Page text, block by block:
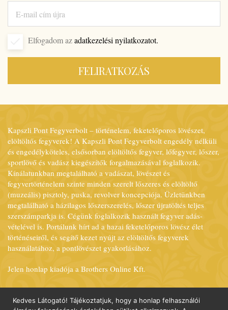
Elfogadom azadatkezelési nyilatkozatot.
FELIRATKOZÁS
Kapszli Pont Fegyverbolt – történelem, feketelőporos lövészet,
elöltöltős fegyverek! A Kapszli Pont Fegyverbolt engedély nélküli
és engedélyköteles, elsősorban elöltöltős fegyver, lőfegyver, lőszer,
sportlövő és vadász kiegészítők forgalmazásával foglalkozik.
Kínálatunkban megtalálható a vadászat, lövészet és
fegyvertörténelem szinte minden szerelt lőszeres és elöltöltő
(muzeális) pisztoly, puska, revolver koncepciója. Üzletünkben
megtalálható a házilagos lőszerszerelés, lőszer újratöltés teljes
szerszámparkja is. Cégünk foglalkozik használt fegyver adás-
vételével is. Portálunk hírt ad a hazai feketelőporos lövész élet
történéseiről, és segítő kezet nyújt az elöltöltős fegyverek
használatához, a pontlövészet gyakorlásához.
Jelen honlap kiadója a Brothers Online Kft.
A honlapon közzétett cikkek, alkotások, egyéb szerzői művek
csak a szerző, illetve a kiadó írásbeli engedélyével
Kedves Látogató! Tájékoztatjuk, hogy a honlap felhasználói